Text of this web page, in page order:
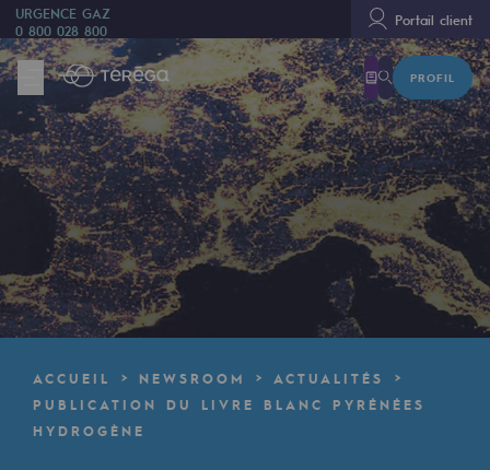
URGENCE GAZ
0 800 028 800
Portail client
PROFIL
Nous sommes
Nous sommes
80 ans d'histoire
Teréga
Teréga
Accélérateur de la transition énergétique
Une organisation adaptative et ouverte
Une organisation adaptative et
ACCUEIL NEWSROOM
ACTUALITÉS
PUBLICATION DU LIVRE BLANC PYRÉNÉES
HYDROGÈNE